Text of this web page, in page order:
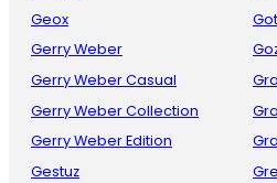
Geox
Gerry Weber
Gerry Weber Casual
Gerry Weber Collection
Gerry Weber Edition
Gestuz